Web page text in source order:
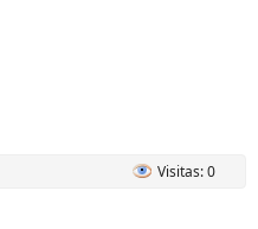
Visitas: 0